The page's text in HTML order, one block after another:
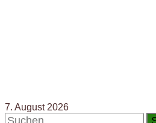
7. August 2026
Suchen